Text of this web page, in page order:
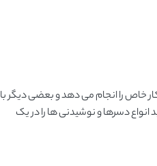
خاص را انجام می دهد و بعضی دیگر با
انواع دسرها و نوشیدنی ها را در یک